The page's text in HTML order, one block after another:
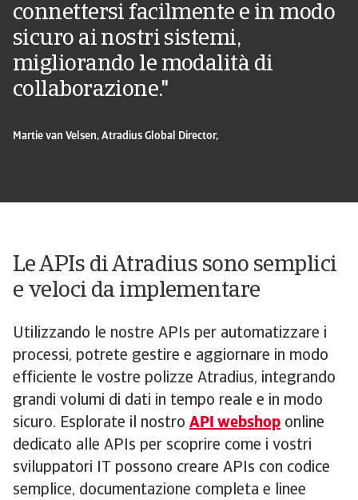
connettersi facilmente e in modo
sicuro ai nostri sistemi,
migliorando le modalità di
collaborazione."
Martie van Velsen, Atradius Global Director,
Le APIs di Atradius sono semplici
e veloci da implementare
Utilizzando le nostre APIs per automatizzare i
processi, potrete gestire e aggiornare in modo
efficiente le vostre polizze Atradius, integrando
grandi volumi di dati in tempo reale e in modo
sicuro. Esplorate il nostro API webshop online
dedicato alle APIs per scoprire come i vostri
sviluppatori IT possono creare APIs con codice
semplice, documentazione completa e linee